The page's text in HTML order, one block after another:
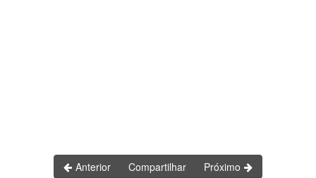
Anterior Compartilhar Próximo